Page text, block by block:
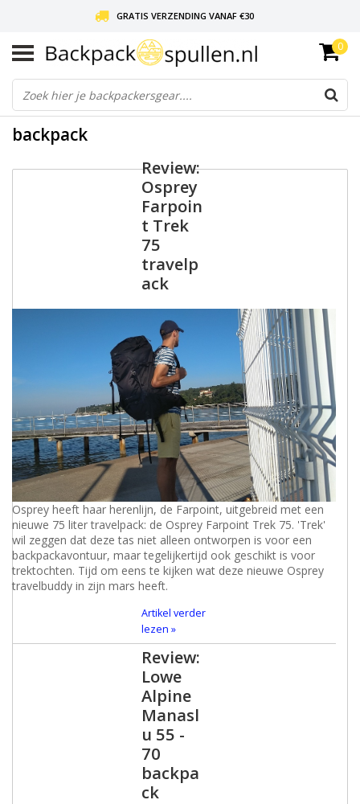
GRATIS VERZENDING VANAF €30
LIEFDE VOOR BACKPACKEN!
30 DAGEN GRATIS RETOUR
0
backpack
Review:
Osprey
Farpoin
t Trek
75
travelp
ack
Osprey heeft haar herenlijn, de Farpoint, uitgebreid met een
nieuwe 75 liter travelpack: de Osprey Farpoint Trek 75. 'Trek'
wil zeggen dat deze tas niet alleen ontworpen is voor een
backpackavontuur, maar tegelijkertijd ook geschikt is voor
trektochten. Tijd om eens te kijken wat deze nieuwe Osprey
travelbuddy in zijn mars heeft.
Artikel verder
lezen »
Review:
Lowe
Alpine
Manasl
u 55 -
70
backpa
ck